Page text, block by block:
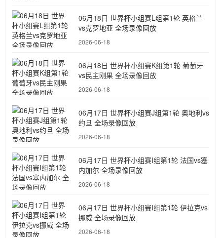
06月18日 世界杯小组赛L组第1轮 英格兰
vs克罗地亚 全场录像回放
2026-06-18
06月18日 世界杯小组赛K组第1轮 葡萄牙
vs民主刚果 全场录像回放
2026-06-18
06月17日 世界杯小组赛J组第1轮 奥地利vs
约旦 全场录像回放
2026-06-18
06月17日 世界杯小组赛I组第1轮 法国vs塞
内加尔 全场录像回放
2026-06-18
06月17日 世界杯小组赛I组第1轮 伊拉克vs
挪威 全场录像回放
2026-06-18